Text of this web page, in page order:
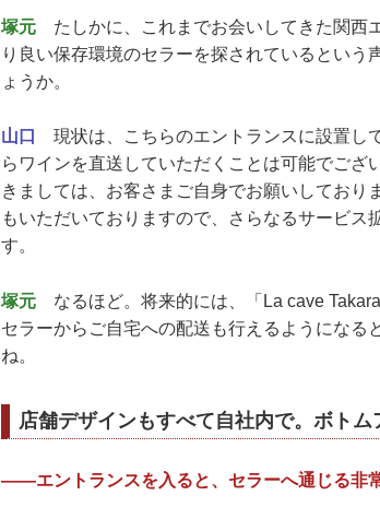
塚元 たしかに、これまでお会いしてきた関西
り良い保存環境のセラーを探されているとい
ょうか。
山口
現状は、こちらのエントランスに設置し
らワインを直送していただくことは可能でご
きましては、お客さまご自身でお願いしてお
もいただいておりますので、さらなるサービス
す。
塚元 なるほど。将来的には、「La cave
セラーからご自宅への配送も行えるようになる
ね。
店舗デザインもすべて自社内で。ボトム
——エントランスを入ると、セラーへ通じる非